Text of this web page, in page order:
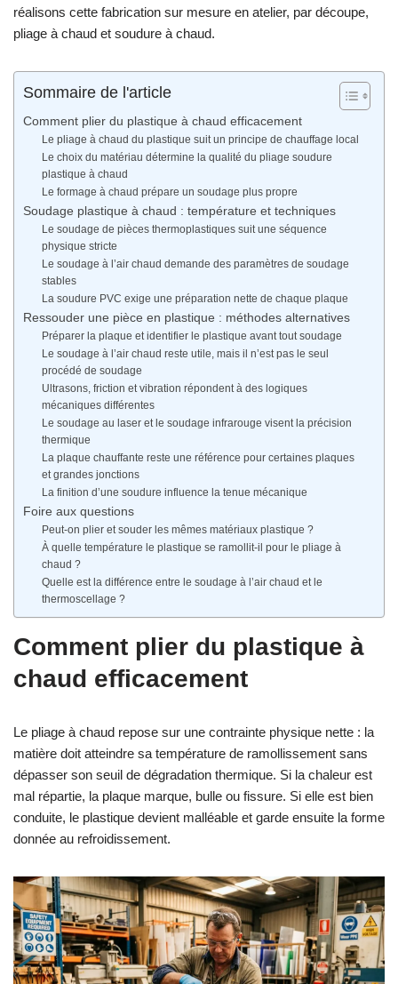
réalisons cette fabrication sur mesure en atelier, par découpe,
pliage à chaud et soudure à chaud.
Sommaire de l'article
Comment plier du plastique à chaud efficacement
Le pliage à chaud du plastique suit un principe de chauffage local
Le choix du matériau détermine la qualité du pliage soudure
plastique à chaud
Le formage à chaud prépare un soudage plus propre
Soudage plastique à chaud : température et techniques
Le soudage de pièces thermoplastiques suit une séquence
physique stricte
Le soudage à l’air chaud demande des paramètres de soudage
stables
La soudure PVC exige une préparation nette de chaque plaque
Ressouder une pièce en plastique : méthodes alternatives
Préparer la plaque et identifier le plastique avant tout soudage
Le soudage à l’air chaud reste utile, mais il n’est pas le seul
procédé de soudage
Ultrasons, friction et vibration répondent à des logiques
mécaniques différentes
Le soudage au laser et le soudage infrarouge visent la précision
thermique
La plaque chauffante reste une référence pour certaines plaques
et grandes jonctions
La finition d’une soudure influence la tenue mécanique
Foire aux questions
Peut-on plier et souder les mêmes matériaux plastique ?
À quelle température le plastique se ramollit-il pour le pliage à
chaud ?
Quelle est la différence entre le soudage à l’air chaud et le
thermoscellage ?
Comment plier du plastique à
chaud efficacement
Le pliage à chaud repose sur une contrainte physique nette : la
matière doit atteindre sa température de ramollissement sans
dépasser son seuil de dégradation thermique. Si la chaleur est
mal répartie, la plaque marque, bulle ou fissure. Si elle est bien
conduite, le plastique devient malléable et garde ensuite la forme
donnée au refroidissement.